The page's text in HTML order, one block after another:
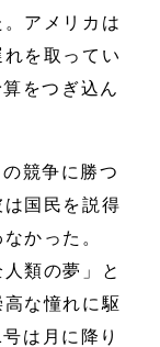
アメリカは
を取ってい
をつぎ込ん
競争に勝つ
国民を説得
かった。
類の夢」と
な憧れに駆
は月に降り